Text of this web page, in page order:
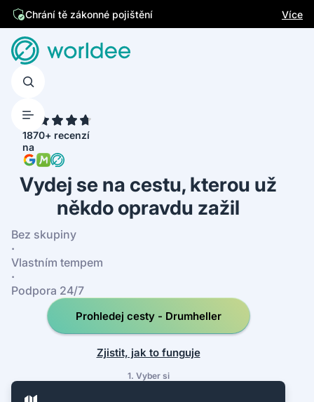
Chrání tě zákonné pojištění
Více
1870+ recenzí
na
Vydej se na cestu, kterou už
někdo opravdu zažil
Bez skupiny
·
Vlastním tempem
·
Podpora 24/7
Prohledej cesty - Drumheller
Zjistit, jak to funguje
1. Vyber si